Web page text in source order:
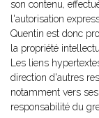
son contenu,
l'autorisation
Quentin est donc
la propriété
Les liens
direction d'autres
notamment vers
responsabilité du